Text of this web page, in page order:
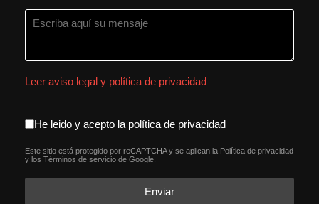
Leer aviso legal y política de privacidad
aceptacion política de
He leido y acepto la política de privacidad
reCAPTCHA*
Este sitio está protegido por reCAPTCHA y se aplican la Política de privacidad
y los Términos de servicio de Google.
Enviar